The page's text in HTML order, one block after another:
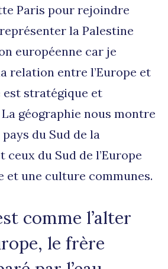
Paris pour rejoindre
la Palestine
européenne car je
relation entre l’Europe et
est stratégique et
géographie nous montre
du Sud de la
du Sud de l’Europe
et une culture communes.
comme l’alter
le frère